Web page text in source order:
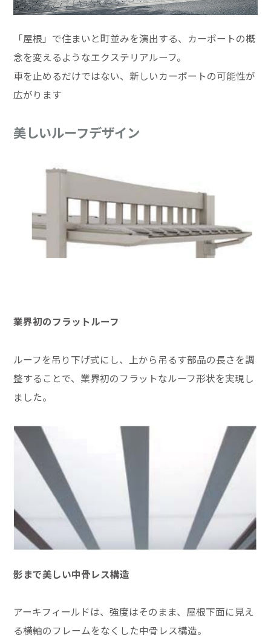
「屋根」で住まいと町並みを演出する、カーポートの概
念を変えるようなエクステリアルーフ。
車を止めるだけではない、新しいカーポートの可能性が
広がります
美しいルーフデザイン
業界初のフラットルーフ
ルーフを吊り下げ式にし、上から吊るす部品の長さを調
整することで、業界初のフラットなルーフ形状を実現し
ました。
影まで美しい中骨レス構造
アーキフィールドは、強度はそのまま、屋根下面に見え
る横軸のフレームをなくした中骨レス構造。